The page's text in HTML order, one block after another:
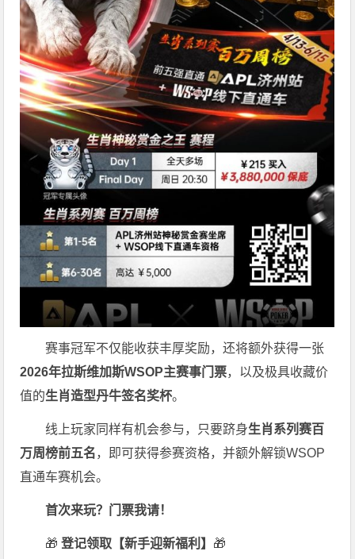
赛事冠军不仅能收获丰厚奖励，还将额外获得一张
2026年拉斯维加斯WSOP主赛事门票，以及极具收藏价
值的生肖造型丹牛签名奖杯。
线上玩家同样有机会参与，只要跻身生肖系列赛百
万周榜前五名，即可获得参赛资格，并额外解锁WSOP
直通车赛机会。
首次来玩？门票我请！
🎁 登记领取【新手迎新福利】 🎁